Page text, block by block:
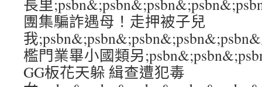
長里
團集騙詐遇母！走押被子兒
我
檻門業畢小國類另
GG板花天躲 緝查遭犯毒